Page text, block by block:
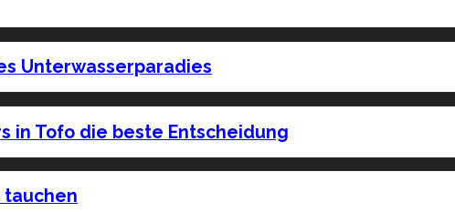
Unterwasserparadies
in Tofo die beste Entscheidung
tauchen